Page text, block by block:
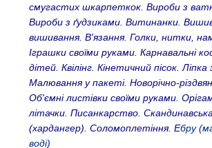
смугастих шкарпеткок Вироби з
Вироби з ґудзиками Витинанки
вишивання. В'язання. Голки, нитки,
Іграшки своїми руками. Карнавальні
дітей. Квілінг Кінетичний пісок Ліпка
Малювання у пакеті. Новорічно-
Об'ємні листівки своїми руками
літачки. Писанкарство
(хардангер) Соломоплетіння. Ебру
воді)